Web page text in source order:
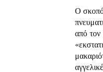
Ο
από τον